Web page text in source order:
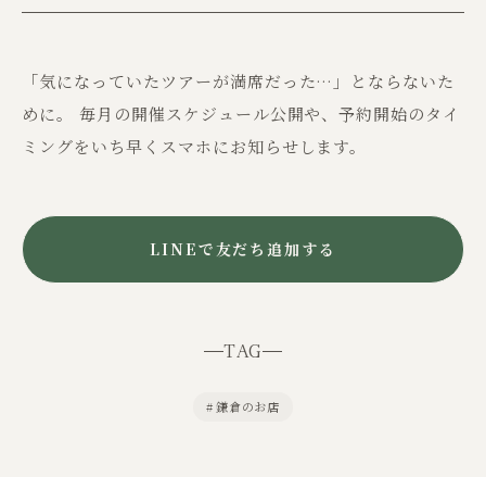
「気になっていたツアーが満席だった…」とならないた
めに。 毎月の開催スケジュール公開や、予約開始のタイ
ミングをいち早くスマホにお知らせします。
LINEで友だち追加する
TAG
#鎌倉のお店